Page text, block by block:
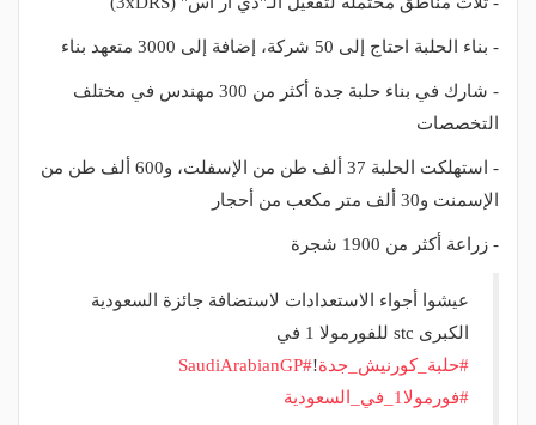
- بناء الحلبة احتاج إلى 50 شركة، إضافة إلى 3000 متعهد بناء
- شارك في بناء حلبة جدة أكثر من 300 مهندس في مختلف
التخصصات
- استهلكت الحلبة 37 ألف طن من الإسفلت، و600 ألف طن من
الإسمنت و30 ألف متر مكعب من أحجار
- زراعة أكثر من 1900 شجرة
عيشوا أجواء الاستعدادات لاستضافة جائزة السعودية
الكبرى stc للفورمولا 1 في
#حلبة_كورنيش_جدة!
#SaudiArabianGP
#فورمولا1_في_السعودية